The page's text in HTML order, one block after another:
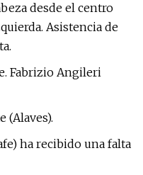
desde el centro
Asistencia de
Fabrizio Angileri
(Alaves).
ha recibido una falta